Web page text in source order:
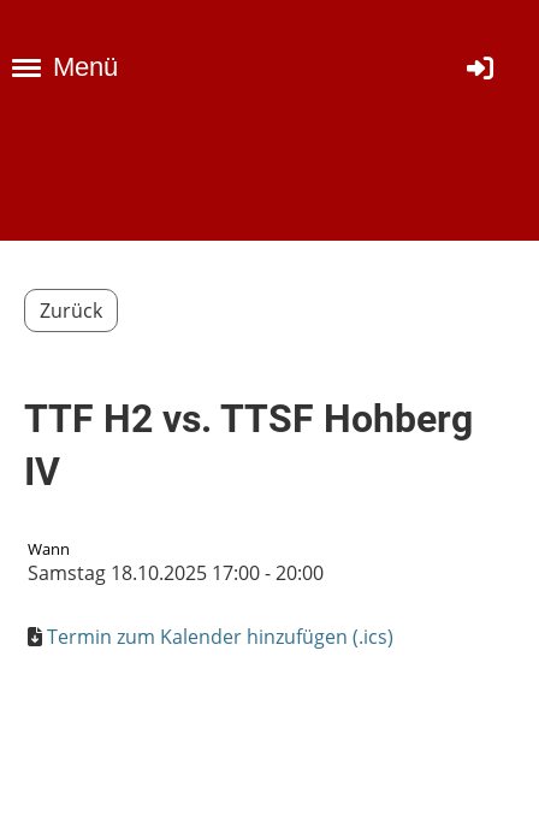
Menü
Zurück
TTF H2 vs. TTSF Hohberg
IV
Wann
Samstag 18.10.2025 17:00 - 20:00
Termin zum Kalender hinzufügen (.ics)